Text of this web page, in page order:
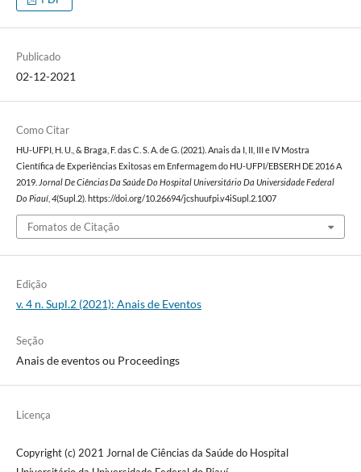
Publicado
02-12-2021
Como Citar
HU-UFPI, H. U., & Braga, F. das C. S. A. de G. (2021). Anais da I, II, III e IV Mostra
Científica de Experiências Exitosas em Enfermagem do HU-UFPI/EBSERH DE 2016 A
2019. Jornal De Ciências Da Saúde Do Hospital Universitário Da Universidade Federal
Do Piauí, 4(Supl.2). https://doi.org/10.26694/jcshuufpi.v4iSupl.2.1007
Fomatos de Citação
Edição
v. 4 n. Supl.2 (2021): Anais de Eventos
Seção
Anais de eventos ou Proceedings
Licença
Copyright (c) 2021 Jornal de Ciências da Saúde do Hospital